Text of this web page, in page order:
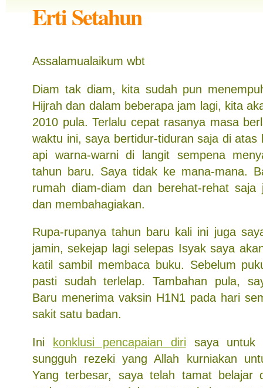
Erti Setahun
Assalamualaikum wbt
Diam tak diam, kita sudah pun
Hijrah dan dalam beberapa jam lagi, kita
2010 pula. Terlalu cepat rasanya masa
waktu ini, saya bertidur-tiduran saja di atas
api warna-warni di langit sempena
tahun baru. Saya tidak ke mana-mana.
rumah diam-diam dan berehat-rehat saja
dan membahagiakan.
Rupa-rupanya tahun baru kali ini juga
jamin, sekejap lagi selepas Isyak saya
katil sambil membaca buku. Sebelum
pasti sudah terlelap. Tambahan pula,
Baru menerima vaksin H1N1 pada hari
sakit satu badan.
Ini konklusi pencapaian diri saya untuk
sungguh rezeki yang Allah kurniakan
Yang terbesar, saya telah tamat belajar